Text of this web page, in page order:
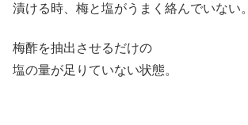
漬ける時、梅と塩がうまく絡んでいない。
梅酢を抽出させるだけの
塩の量が足りていない状態。